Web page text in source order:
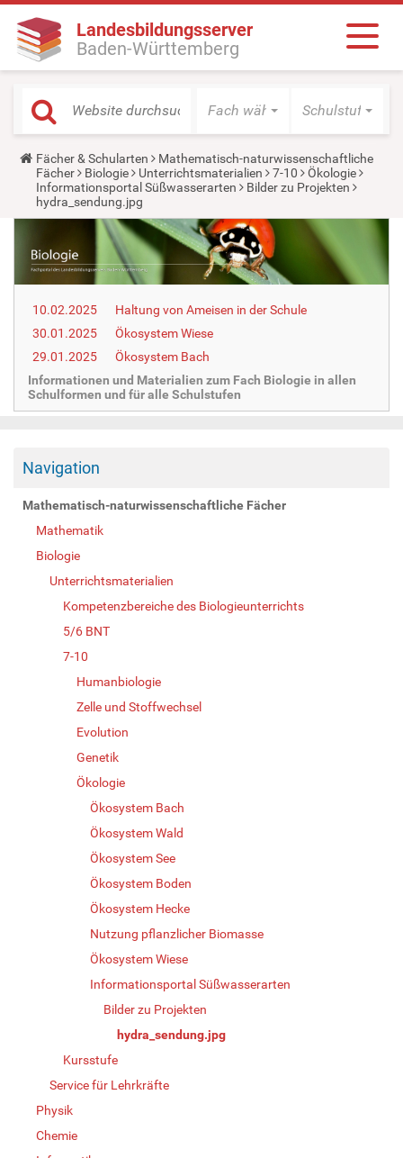
Landesbildungsserver
Baden-Württemberg
Fach wählen Schulstufe
Y
o
u
a
r
e
r
e
Fächer & Schularten
Mathematisch-naturwissenschaftliche
Fächer
Biologie Unterrichtsmaterialien 7-10
Ökologie
Informationsportal Süßwasserarten
Bilder zu Projekten
hydra_sendung.jpg
10.02.2025
Haltung von Ameisen in der Schule
30.01.2025
Ökosystem Wiese
29.01.2025
Ökosystem Bach
Informationen und Materialien zum Fach Biologie in allen
Schulformen und für alle Schulstufen
Navigation
Mathematisch-naturwissenschaftliche Fächer
Mathematik
Biologie
Unterrichtsmaterialien
Kompetenzbereiche des Biologieunterrichts
5/6 BNT
7-10
Humanbiologie
Zelle und Stoffwechsel
Evolution
Genetik
Ökologie
Ökosystem Bach
Ökosystem Wald
Ökosystem See
Ökosystem Boden
Ökosystem Hecke
Nutzung pflanzlicher Biomasse
Ökosystem Wiese
Informationsportal Süßwasserarten
Bilder zu Projekten
hydra_sendung.jpg
Kursstufe
Service für Lehrkräfte
Physik
Chemie